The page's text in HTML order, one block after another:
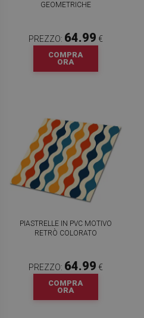
GEOMETRICHE
PREZZO: 64.99 €
COMPRA
ORA
PIASTRELLE IN PVC MOTIVO
RETRÒ COLORATO
PREZZO: 64.99 €
COMPRA
ORA